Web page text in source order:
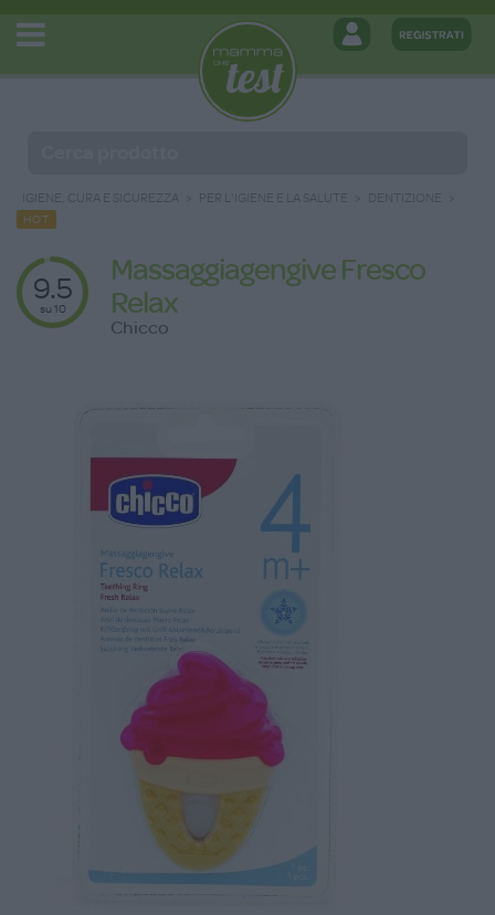
IGIENE, CURA E SICUREZZA PER L'IGIENE E LA SALUTE DENTIZIONE
HOT
9.5
su 10
Massaggiagengive Fresco
Relax
Chicco